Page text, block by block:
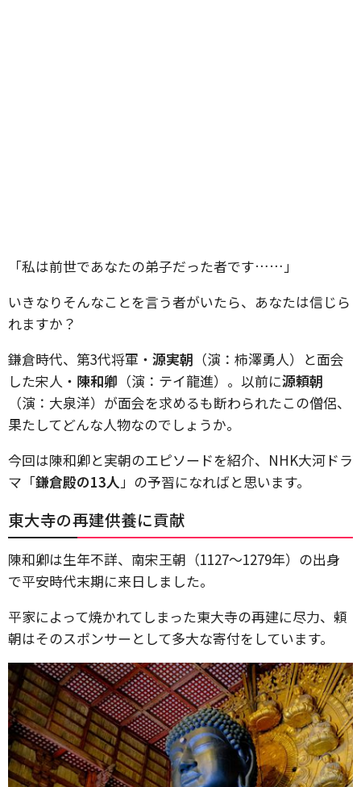
「私は前世であなたの弟子だった者です……」
いきなりそんなことを言う者がいたら、あなたは信じら
れますか？
鎌倉時代、第3代将軍・ 源実朝 （演：柿澤勇人）と面会
した宋人・ 陳和卿 （演：テイ龍進）。以前に源頼朝
（演：大泉洋）が面会を求めるも断わられたこの僧侶、
果たしてどんな人物なのでしょうか。
今回は陳和卿と実朝のエピソードを紹介、NHK大河ドラ
マ「鎌倉殿の13人」の予習になればと思います。
東大寺の再建供養に貢献
陳和卿は生年不詳、南宋王朝（1127～1279年）の出身
で平安時代末期に来日しました。
平家によって焼かれてしまった東大寺の再建に尽力、頼
朝はそのスポンサーとして多大な寄付をしています。